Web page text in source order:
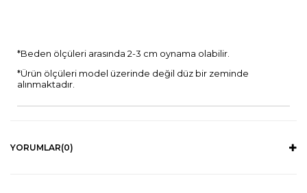
*Beden ölçüleri arasında 2-3 cm oynama olabilir.
*Ürün ölçüleri model üzerinde değil düz bir zeminde
alınmaktadır.
YORUMLAR(0)